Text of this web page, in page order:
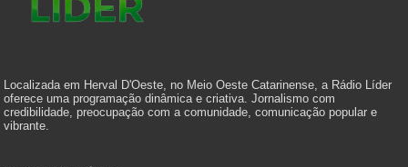
Localizada em Herval D'Oeste, no Meio Oeste Catarinense, a Rádio Líder
oferece uma programação dinâmica e criativa. Jornalismo com
credibilidade, preocupação com a comunidade, comunicação popular e
vibrante.